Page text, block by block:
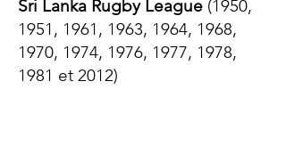
Sri Lanka Rugby League (1950,
1951, 1961, 1963, 1964, 1968,
1970, 1974, 1976, 1977, 1978,
1981 et 2012)